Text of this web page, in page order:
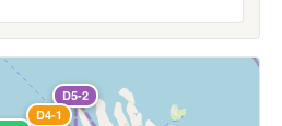
D4-1
D5-2